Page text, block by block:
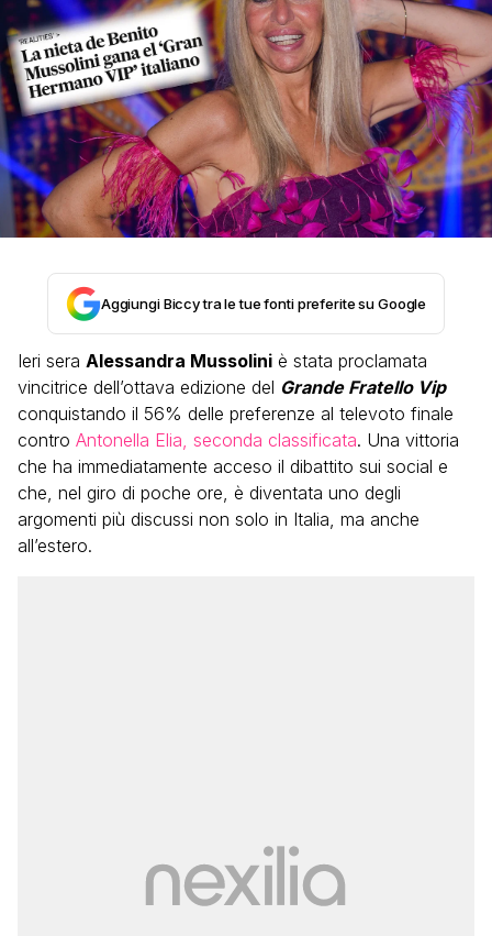
Aggiungi Biccy tra le tue fonti preferite su Google
Ieri sera Alessandra Mussolini è stata proclamata
vincitrice dell’ottava edizione del Grande Fratello Vip
conquistando il 56% delle preferenze al televoto finale
contro Antonella Elia, seconda classificata. Una vittoria
che ha immediatamente acceso il dibattito sui social e
che, nel giro di poche ore, è diventata uno degli
argomenti più discussi non solo in Italia, ma anche
all’estero.